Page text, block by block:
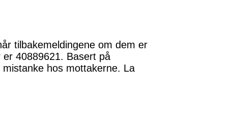
tilbakemeldingene om dem er
40889621. Basert på
hos mottakerne. La